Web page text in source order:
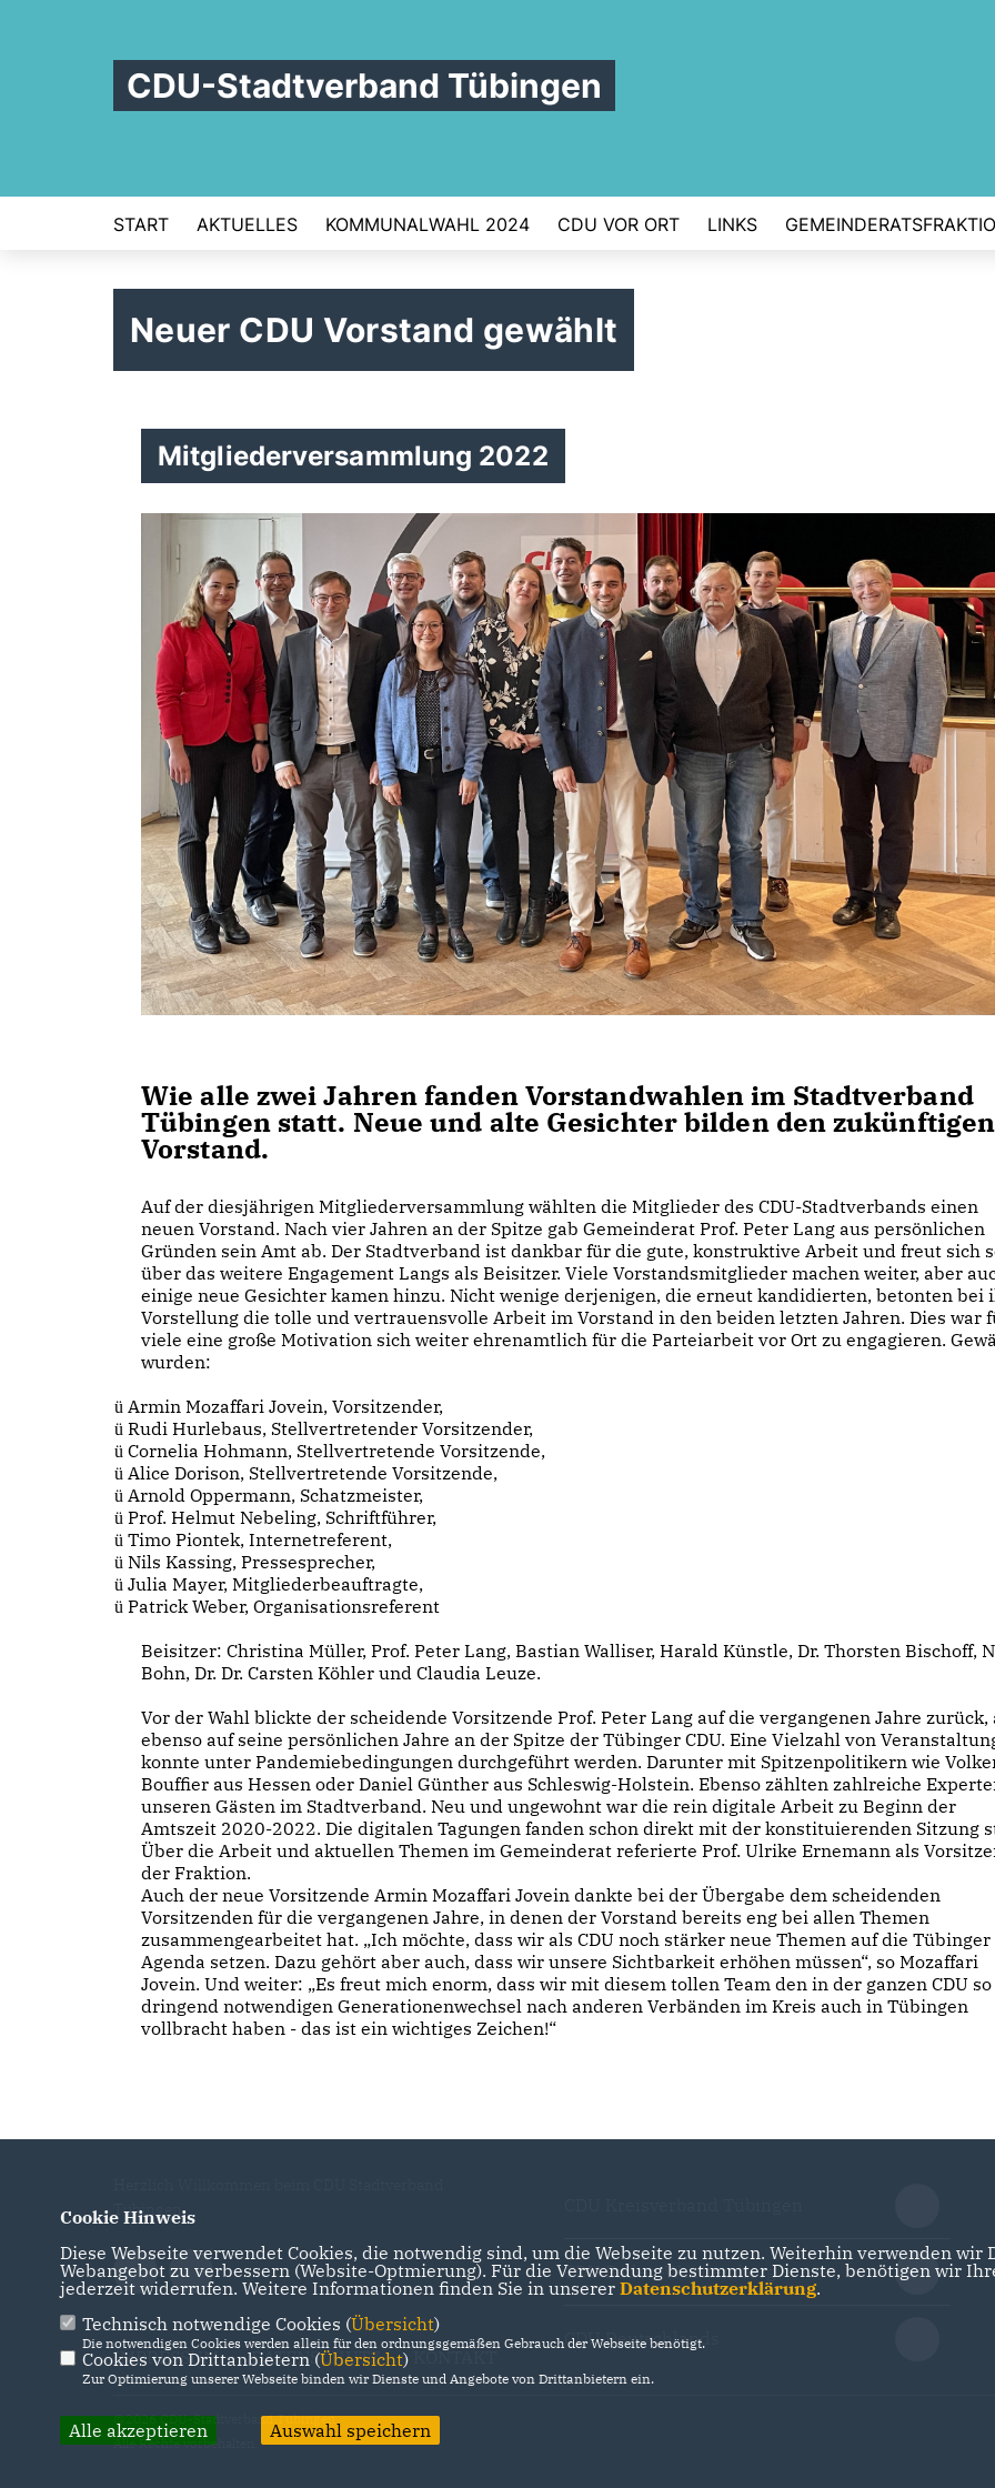
CDU-Stadtverband Tübingen
START AKTUELLES KOMMUNALWAHL 2024 CDU VOR ORT LINKS
Neuer CDU Vorstand gewählt
Mitgliederversammlung 2022
Wie alle zwei Jahren fanden Vorstandwahlen im Stadtverband
Tübingen statt. Neue und alte Gesichter bilden den zukünftigen
Vorstand.
Auf der diesjährigen Mitgliederversammlung wählten die Mitglieder des CDU-Stadtverbands einen
neuen Vorstand. Nach vier Jahren an der Spitze gab Gemeinderat Prof. Peter Lang aus persönlichen
Gründen sein Amt ab. Der Stadtverband ist dankbar für die gute, konstruktive Arbeit und freut sich
über das weitere Engagement Langs als Beisitzer. Viele Vorstandsmitglieder machen weiter, aber
einige neue Gesichter kamen hinzu. Nicht wenige derjenigen, die erneut kandidierten, betonten bei
Vorstellung die tolle und vertrauensvolle Arbeit im Vorstand in den beiden letzten Jahren. Dies war
viele eine große Motivation sich weiter ehrenamtlich für die Parteiarbeit vor Ort zu engagieren.
wurden:
ü Armin Mozaffari Jovein, Vorsitzender,
ü Rudi Hurlebaus, Stellvertretender Vorsitzender,
ü Cornelia Hohmann, Stellvertretende Vorsitzende,
ü Alice Dorison, Stellvertretende Vorsitzende,
ü Arnold Oppermann, Schatzmeister,
ü Prof. Helmut Nebeling, Schriftführer,
ü Timo Piontek, Internetreferent,
ü Nils Kassing, Pressesprecher,
ü Julia Mayer, Mitgliederbeauftragte,
ü Patrick Weber, Organisationsreferent
Beisitzer: Christina Müller, Prof. Peter Lang, Bastian Walliser, Harald Künstle, Dr. Thorsten Bischoff,
Bohn, Dr. Dr. Carsten Köhler und Claudia Leuze.
Vor der Wahl blickte der scheidende Vorsitzende Prof. Peter Lang auf die vergangenen Jahre zurück,
ebenso auf seine persönlichen Jahre an der Spitze der Tübinger CDU. Eine Vielzahl von
konnte unter Pandemiebedingungen durchgeführt werden. Darunter mit Spitzenpolitikern wie
Bouffier aus Hessen oder Daniel Günther aus Schleswig-Holstein. Ebenso zählten zahlreiche
unseren Gästen im Stadtverband. Neu und ungewohnt war die rein digitale Arbeit zu Beginn der
Amtszeit 2020-2022. Die digitalen Tagungen fanden schon direkt mit der konstituierenden Sitzung
Über die Arbeit und aktuellen Themen im Gemeinderat referierte Prof. Ulrike Ernemann als
der Fraktion.
Auch der neue Vorsitzende Armin Mozaffari Jovein dankte bei der Übergabe dem scheidenden
Vorsitzenden für die vergangenen Jahre, in denen der Vorstand bereits eng bei allen Themen
zusammengearbeitet hat. „Ich möchte, dass wir als CDU noch stärker neue Themen auf die Tübinger
Agenda setzen. Dazu gehört aber auch, dass wir unsere Sichtbarkeit erhöhen müssen“, so Mozaffari
Jovein. Und weiter: „Es freut mich enorm, dass wir mit diesem tollen Team den in der ganzen CDU so
dringend notwendigen Generationenwechsel nach anderen Verbänden im Kreis auch in Tübingen
vollbracht haben - das ist ein wichtiges Zeichen!“
Tübingen
IMPRESSUM DATENSCHUTZ KONTAKT
CDU Baden-Württemberg
CDU Deutschlands
@2026 CDU-Stadtverband Tübingen
Alle Rechte vorbehalten.
Cookie Hinweis
Diese Webseite verwendet Cookies, die notwendig sind, um die Webseite zu nutzen. Weiterhin verwenden
Webangebot zu verbessern (Website-Optmierung). Für die Verwendung bestimmter Dienste, benötigen wir
jederzeit widerrufen. Weitere Informationen finden Sie in unserer Datenschutzerklärung.
Technisch notwendige Cookies (Übersicht)
Die notwendigen Cookies werden allein für den ordnungsgemäßen Gebrauch der Webseite benötigt.
Cookies von Drittanbietern (Übersicht)
Zur Optimierung unserer Webseite binden wir Dienste und Angebote von Drittanbietern ein.
Alle akzeptieren Auswahl speichern